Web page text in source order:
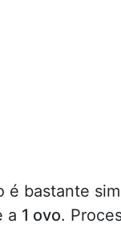
é bastante
a 1 ovo.